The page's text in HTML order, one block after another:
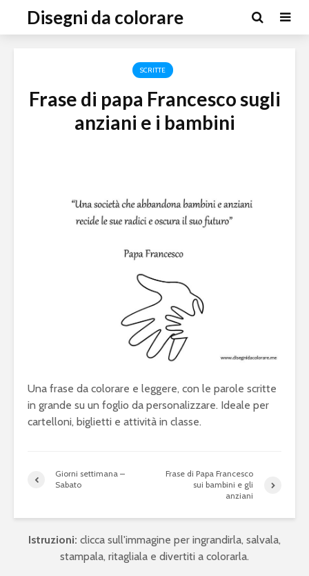
Disegni da colorare
SCRITTE
Frase di papa Francesco sugli
anziani e i bambini
Una frase da colorare e leggere, con le parole scritte
in grande su un foglio da personalizzare. Ideale per
cartelloni, biglietti e attività in classe.
Giorni settimana –
Sabato
Frase di Papa Francesco
sui bambini e gli
anziani
Istruzioni: clicca sull'immagine per ingrandirla, salvala,
stampala, ritagliala e divertiti a colorarla.